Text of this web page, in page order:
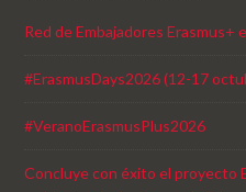
Red de Embajadores Erasmus+
#ErasmusDays2026 (12-17
#VeranoErasmusPlus2026
Concluye con éxito el proyecto